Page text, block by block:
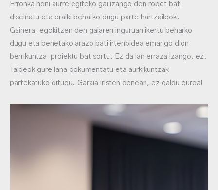
Erronka honi aurre egiteko gai izango den robot bat
diseinatu eta eraiki beharko dugu parte hartzaileok.
Gainera, egokitzen den gaiaren inguruan ikertu beharko
dugu eta benetako arazo bati irtenbidea emango dion
berrikuntza-proiektu bat sortu. Ez da lan erraza izango, ez.
Taldeok gure lana dokumentatu eta aurkikuntzak
partekatuko ditugu. Garaia iristen denean, ez galdu gurea!